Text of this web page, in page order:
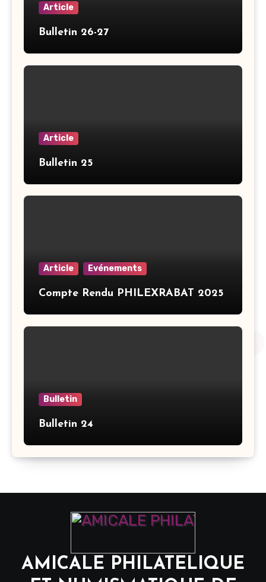
Article
Bulletin 26-27
Article
Bulletin 25
Article Evénements
Compte Rendu PHILEXRABAT 2025
Bulletin
Bulletin 24
AMICALE PHILATELIQUE